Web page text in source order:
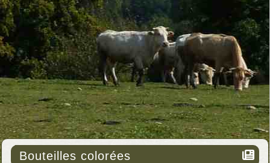
Bouteilles colorées